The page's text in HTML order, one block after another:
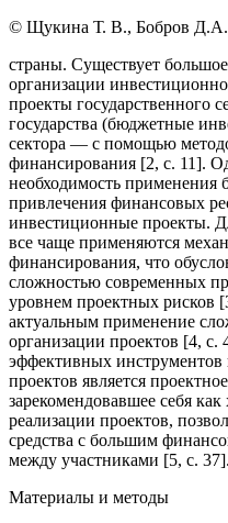
© Щукина Т. В., Бобров
страны. Существует
организации
проекты государственного
государства (бюджетные
сектора — с помощью
финансирования [2, с. 11].
необходимость применения
привлечения финансовых
инвестиционные проекты.
все чаще применяются
финансирования, что
сложностью современных
уровнем проектных рисков
актуальным применение
организации проектов [4,
эффективных
проектов является
зарекомендовавшее себя
реализации проектов,
средства с большим
между участниками [5, с. 37].
Материалы и методы